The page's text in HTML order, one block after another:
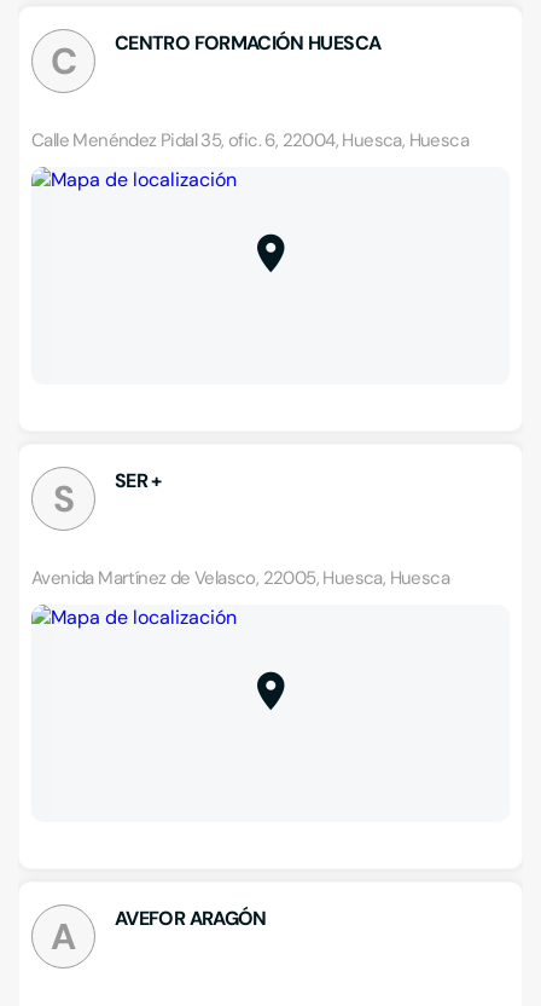
C CENTRO FORMACIÓN HUESCA
Calle Menéndez Pidal 35, ofic. 6, 22004, Huesca, Huesca
S SER +
Avenida Martínez de Velasco, 22005, Huesca, Huesca
A AVEFOR ARAGÓN